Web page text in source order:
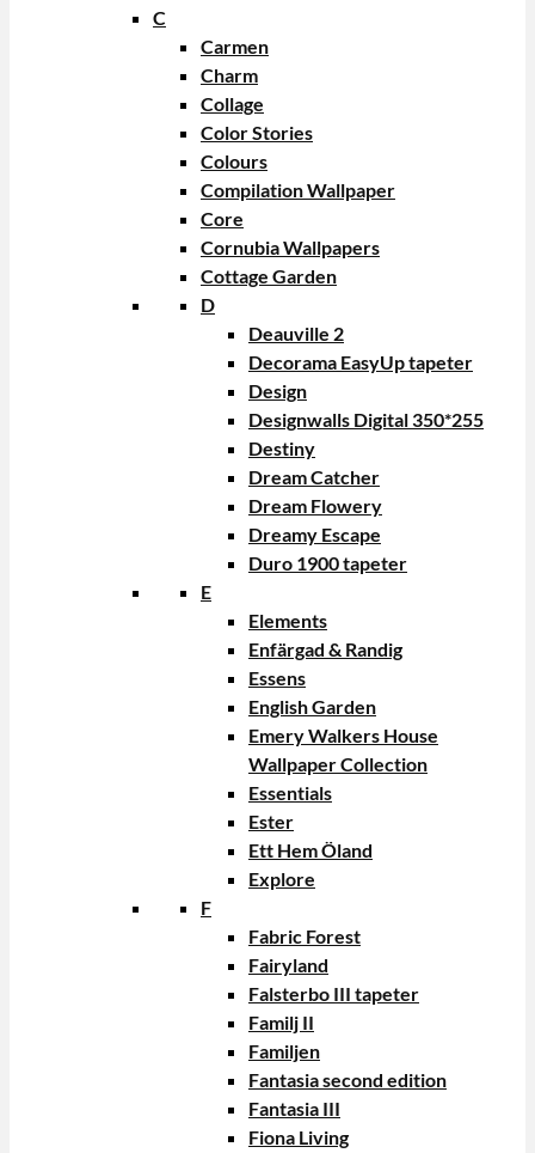
C
Carmen
Charm
Collage
Color Stories
Colours
Compilation Wallpaper
Core
Cornubia Wallpapers
Cottage Garden
D
Deauville 2
Decorama EasyUp tapeter
Design
Designwalls Digital 350*255
Destiny
Dream Catcher
Dream Flowery
Dreamy Escape
Duro 1900 tapeter
E
Elements
Enfärgad & Randig
Essens
English Garden
Emery Walkers House
Wallpaper Collection
Essentials
Ester
Ett Hem Öland
Explore
F
Fabric Forest
Fairyland
Falsterbo III tapeter
Familj II
Familjen
Fantasia second edition
Fantasia III
Fiona Living